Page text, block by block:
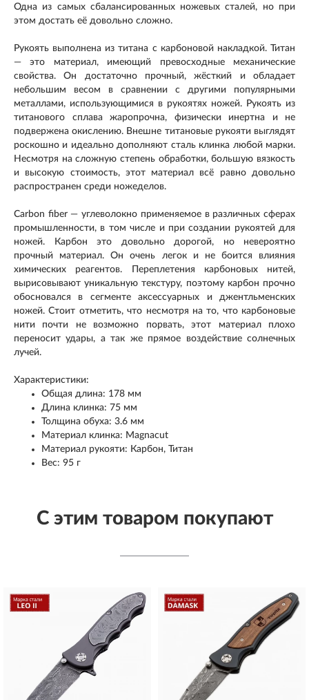
Одна из самых сбалансированных ножевых сталей, но при
этом достать её довольно сложно.
Рукоять выполнена из титана с карбоновой накладкой. Титан
— это материал, имеющий превосходные механические
свойства. Он достаточно прочный, жёсткий и обладает
небольшим весом в сравнении с другими популярными
металлами, использующимися в рукоятях ножей. Рукоять из
титанового сплава жаропрочна, физически инертна и не
подвержена окислению. Внешне титановые рукояти выглядят
роскошно и идеально дополняют сталь клинка любой марки.
Несмотря на сложную степень обработки, большую вязкость
и высокую стоимость, этот материал всё равно довольно
распространен среди ножеделов.
Carbon fiber — углеволокно применяемое в различных сферах
промышленности, в том числе и при создании рукоятей для
ножей. Карбон это довольно дорогой, но невероятно
прочный материал. Он очень легок и не боится влияния
химических реагентов. Переплетения карбоновых нитей,
вырисовывают уникальную текстуру, поэтому карбон прочно
обосновался в сегменте аксессуарных и джентльменских
ножей. Стоит отметить, что несмотря на то, что карбоновые
нити почти не возможно порвать, этот материал плохо
переносит удары, а так же прямое воздействие солнечных
лучей.
Характеристики:
Общая длина: 178 мм
Длина клинка: 75 мм
Толщина обуха: 3.6 мм
Материал клинка: Magnacut
Материал рукояти: Карбон, Титан
Вес: 95 г
С этим товаром покупают